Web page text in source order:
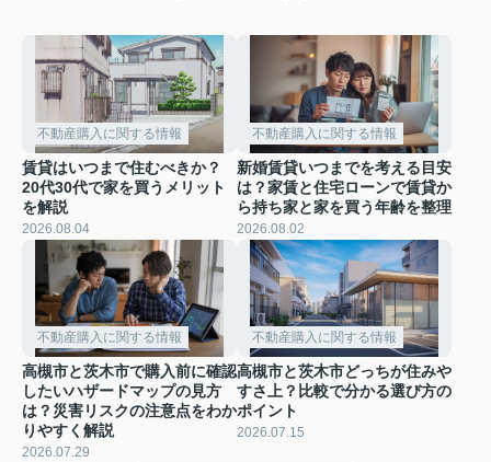
不動産購入に関する情報
賃貸はいつまで住むべきか？
20代30代で家を買うメリット
を解説
2026.08.04
不動産購入に関する情報
新婚賃貸いつまでを考える目安
は？家賃と住宅ローンで賃貸か
ら持ち家と家を買う年齢を整理
2026.08.02
不動産購入に関する情報
高槻市と茨木市で購入前に確認
したいハザードマップの見方
は？災害リスクの注意点をわか
りやすく解説
2026.07.29
不動産購入に関する情報
高槻市と茨木市どっちが住みや
すさ上？比較で分かる選び方の
ポイント
2026.07.15